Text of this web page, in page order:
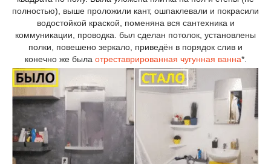
полностью), выше проложили кант, ошпаклевали и покрасили
водостойкой краской, поменяна вся сантехника и
коммуникации, проводка. был сделан потолок, установлены
полки, повешено зеркало, приведён в порядок слив и
конечно же была отреставрированная чугунная ванна*.